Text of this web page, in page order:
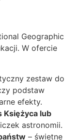
Geographic
W ofercie
zestaw do
podstaw
efekty.
Księżyca lub
astronomii.
– świetne